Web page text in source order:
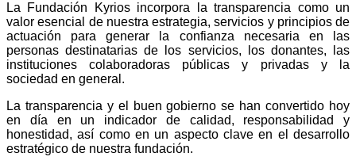
La Fundación Kyrios incorpora la transparencia como un
valor esencial de nuestra estrategia, servicios y principios de
actuación para generar la confianza necesaria en las
personas destinatarias de los servicios, los donantes, las
instituciones colaboradoras públicas y privadas y la
sociedad en general.
La transparencia y el buen gobierno se han convertido hoy
en día en un indicador de calidad, responsabilidad y
honestidad, así como en un aspecto clave en el desarrollo
estratégico de nuestra fundación.